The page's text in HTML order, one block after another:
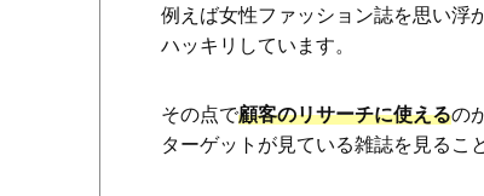
例えば女性ファッション誌を思い浮
ハッキリしています。
その点で顧客のリサーチに使えるの
ターゲットが見ている雑誌を見るこ